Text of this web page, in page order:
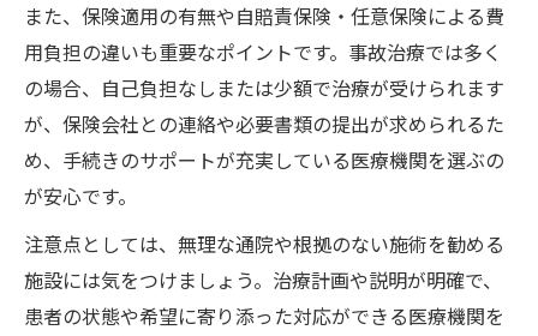
また、保険適用の有無や自賠責保険・任意保険による費
用負担の違いも重要なポイントです。事故治療では多く
の場合、自己負担なしまたは少額で治療が受けられます
が、保険会社との連絡や必要書類の提出が求められるた
め、手続きのサポートが充実している医療機関を選ぶの
が安心です。
注意点としては、無理な通院や根拠のない施術を勧める
施設には気をつけましょう。治療計画や説明が明確で、
患者の状態や希望に寄り添った対応ができる医療機関を